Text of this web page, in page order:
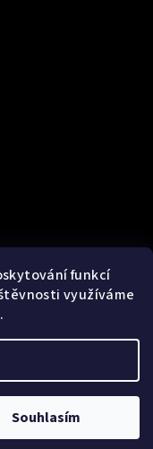
funkcí
využíváme
.
Souhlasím